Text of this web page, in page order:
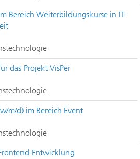
Bereich Weiterbildungskurse in IT-
das Projekt VisPer
m/d) im Bereich Event
Entwicklung